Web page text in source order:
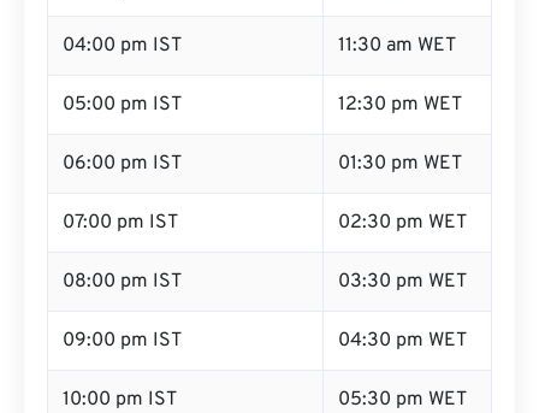
04:00 pm IST 11:30 am WET
05:00 pm IST 12:30 pm WET
06:00 pm IST 01:30 pm WET
07:00 pm IST 02:30 pm WET
08:00 pm IST 03:30 pm WET
09:00 pm IST 04:30 pm WET
10:00 pm IST 05:30 pm WET